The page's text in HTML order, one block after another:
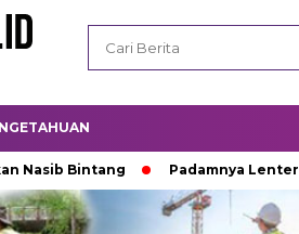
Bintang Padamnya Lentera Malam